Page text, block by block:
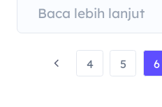
Baca lebih lanjut
4 5 6